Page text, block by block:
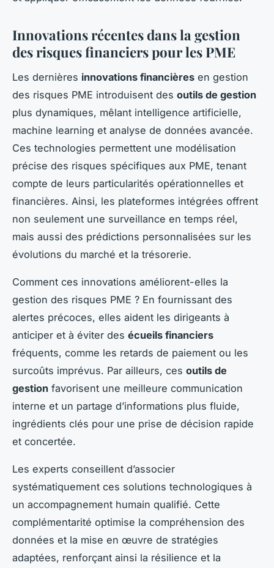
Innovations récentes dans la gestion
des risques financiers pour les PME
Les dernières innovations financières en gestion
des risques PME introduisent des outils de gestion
plus dynamiques, mêlant intelligence artificielle,
machine learning et analyse de données avancée.
Ces technologies permettent une modélisation
précise des risques spécifiques aux PME, tenant
compte de leurs particularités opérationnelles et
financières. Ainsi, les plateformes intégrées offrent
non seulement une surveillance en temps réel,
mais aussi des prédictions personnalisées sur les
évolutions du marché et la trésorerie.
Comment ces innovations améliorent-elles la
gestion des risques PME ? En fournissant des
alertes précoces, elles aident les dirigeants à
anticiper et à éviter des écueils financiers
fréquents, comme les retards de paiement ou les
surcoûts imprévus. Par ailleurs, ces outils de
gestion favorisent une meilleure communication
interne et un partage d’informations plus fluide,
ingrédients clés pour une prise de décision rapide
et concertée.
Les experts conseillent d’associer
systématiquement ces solutions technologiques à
un accompagnement humain qualifié. Cette
complémentarité optimise la compréhension des
données et la mise en œuvre de stratégies
adaptées, renforçant ainsi la résilience et la